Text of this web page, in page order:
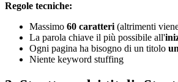
Regole tecniche:
Massimo 60 caratteri (altrimenti
La parola chiave il più possibile all'
Ogni pagina ha bisogno di un titolo
Niente keyword stuffing